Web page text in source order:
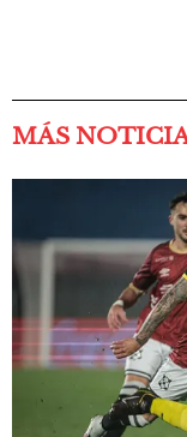
MÁS